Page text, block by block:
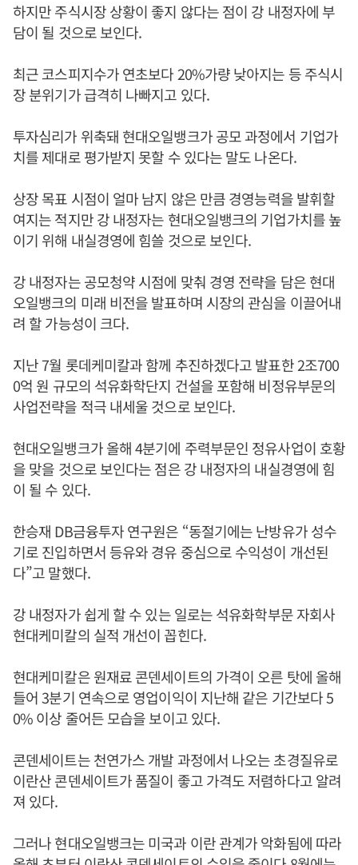
하지만 주식시장 상황이 좋지 않다는 점이 강 내정자에 부
담이 될 것으로 보인다.
최근 코스피지수가 연초보다 20%가량 낮아지는 등 주식시
장 분위기가 급격히 나빠지고 있다.
투자심리가 위축돼 현대오일뱅크가 공모 과정에서 기업가
치를 제대로 평가받지 못할 수 있다는 말도 나온다.
상장 목표 시점이 얼마 남지 않은 만큼 경영능력을 발휘할
여지는 적지만 강 내정자는 현대오일뱅크의 기업가치를 높
이기 위해 내실경영에 힘쓸 것으로 보인다.
강 내정자는 공모청약 시점에 맞춰 경영 전략을 담은 현대
오일뱅크의 미래 비전을 발표하며 시장의 관심을 이끌어내
려 할 가능성이 크다.
지난 7월 롯데케미칼과 함께 추진하겠다고 발표한 2조700
0억 원 규모의 석유화학단지 건설을 포함해 비정유부문의
사업전략을 적극 내세울 것으로 보인다.
현대오일뱅크가 올해 4분기에 주력부문인 정유사업이 호황
을 맞을 것으로 보인다는 점은 강 내정자의 내실경영에 힘
이 될 수 있다.
한승재 DB금융투자 연구원은 “동절기에는 난방유가 성수
기로 진입하면서 등유와 경유 중심으로 수익성이 개선된
다”고 말했다.
강 내정자가 쉽게 할 수 있는 일로는 석유화학부문 자회사
현대케미칼의 실적 개선이 꼽힌다.
현대케미칼은 원재료 콘덴세이트의 가격이 오른 탓에 올해
들어 3분기 연속으로 영업이익이 지난해 같은 기간보다 5
0% 이상 줄어든 모습을 보이고 있다.
콘덴세이트는 천연가스 개발 과정에서 나오는 초경질유로
이란산 콘덴세이트가 품질이 좋고 가격도 저렴하다고 알려
져 있다.
그러나 현대오일뱅크는 미국과 이란 관계가 악화됨에 따라